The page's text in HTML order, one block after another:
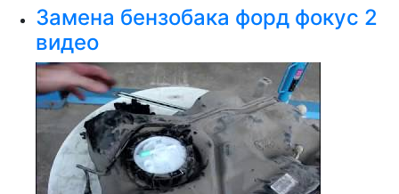
Замена бензобака форд фокус 2
видео